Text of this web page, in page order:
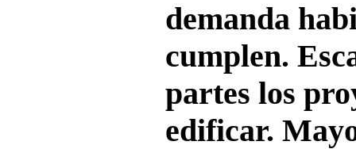
demanda
cumplen.
partes los
edificar.